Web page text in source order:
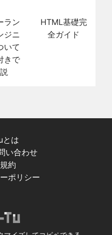
ラン
ジニ
いて
きで
HTML基礎完
全ガイド
とは
い合わせ
約
ポリシー